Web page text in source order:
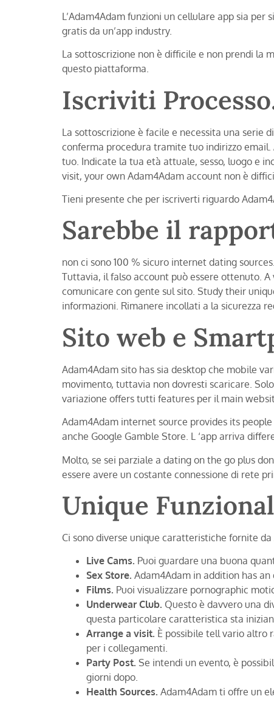
L’Adam4Adam funzioni un cellulare app sia
gratis da un’app industry.
La sottoscrizione non è difficile e non prendi la
questo piattaforma.
Iscriviti
La sottoscrizione è facile e necessita una serie
conferma procedura tramite tuo indirizzo
tuo. Indicate la tua età attuale, sesso, luogo e
visit, your own Adam4Adam account non è
Tieni presente che per iscriverti riguardo
Sarebbe il
non ci sono 100 % sicuro internet dating
Tuttavia, il falso account può essere ottenuto.
comunicare con gente sul sito. Study their
informazioni. Rimanere incollati a la sicurezza
Sito web e
Adam4Adam sito has sia desktop che mobile
movimento, tuttavia non dovresti scaricare.
variazione offers tutti features per il main
Adam4Adam internet source provides its
anche Google Gamble Store. L ‘app arriva
Molto, se sei parziale a dating on the go plus
essere avere un costante connessione di rete
Unique
Ci sono diverse unique caratteristiche fornite
Live Cams. Puoi guardare una buona
Sex Store. Adam4Adam in addition has
Films. Puoi visualizzare pornographic
Underwear Club. Questo è davvero una
questa particolare caratteristica sta
Arrange a visit. È possibile tell vario altro
per i collegamenti.
Party Post. Se intendi un evento, è
giorni dopo.
Health Sources. Adam4Adam ti offre un